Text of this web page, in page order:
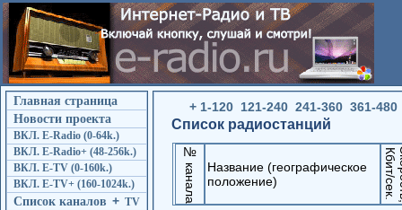
Главная страница
Новости проекта
ВКЛ. E-Radio (0-64k.)
ВКЛ. E-Radio+ (48-256k.)
ВКЛ. E-TV (0-160k.)
ВКЛ. E-TV+ (160-1024k.)
Список каналов + TV
+ 1-120 121-240 241-360 361-480
Список радиостанций
№ канала
Название (географическое
положение)
Кбит/сек.